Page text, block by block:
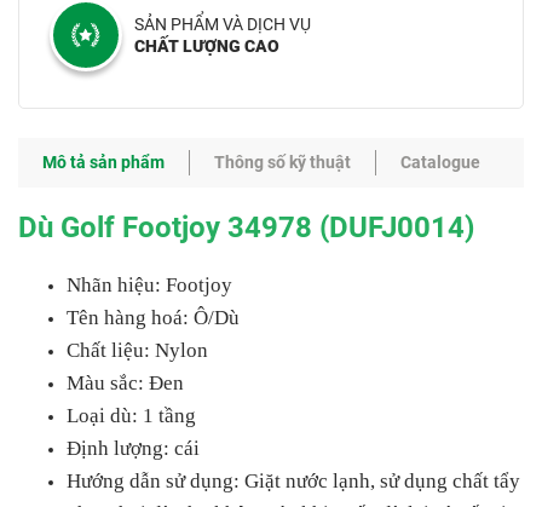
SẢN PHẨM VÀ DỊCH VỤ
CHẤT LƯỢNG CAO
Mô tả sản phẩm Thông số kỹ thuật Catalogue
Dù Golf Footjoy 34978 (DUFJ0014)
Nhãn hiệu: Footjoy
Tên hàng hoá: Ô/Dù
Chất liệu: Nylon
Màu sắc: Đen
Loại dù: 1 tầng
Định lượng: cái
Hướng dẫn sử dụng: Giặt nước lạnh, sử dụng chất tẩy